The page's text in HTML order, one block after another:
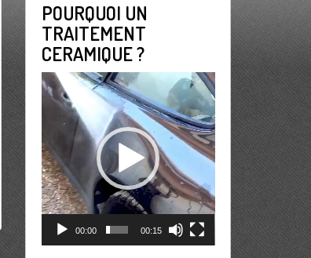
POURQUOI UN
TRAITEMENT
CERAMIQUE ?
Lecteur
vidéo
00:00 00:15